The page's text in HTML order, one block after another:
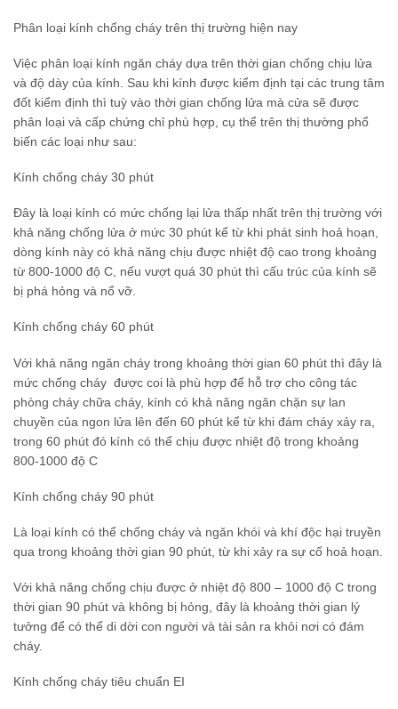
Phân loại kính chống cháy trên thị trường hiện nay
Việc phân loại kính ngăn cháy dựa trên thời gian chống chịu lửa
và độ dày của kính. Sau khi kính được kiểm định tại các trung tâm
đốt kiểm định thì tuỳ vào thời gian chống lửa mà cửa sẽ được
phân loại và cấp chứng chỉ phù hợp, cụ thể trên thị thường phổ
biến các loại như sau:
Kính chống cháy 30 phút
Đây là loại kính có mức chống lại lửa thấp nhất trên thị trường với
khả năng chống lửa ở mức 30 phút kể từ khi phát sinh hoả hoạn,
dòng kính này có khả năng chịu được nhiệt độ cao trong khoảng
từ 800-1000 độ C, nếu vượt quá 30 phút thì cấu trúc của kính sẽ
bị phá hỏng và nổ vỡ.
Kính chống cháy 60 phút
Với khả năng ngăn cháy trong khoảng thời gian 60 phút thì đây là
mức chống cháy được coi là phù hợp để hỗ trợ cho công tác
phòng cháy chữa cháy, kính có khả năng ngăn chặn sự lan
chuyền của ngon lửa lên đến 60 phút kể từ khi đám cháy xảy ra,
trong 60 phút đó kính có thể chịu được nhiệt độ trong khoảng
800-1000 độ C
Kính chống cháy 90 phút
Là loại kính có thể chống cháy và ngăn khói và khí độc hại truyền
qua trong khoảng thời gian 90 phút, từ khi xảy ra sự cố hoả hoạn.
Với khả năng chống chịu được ở nhiệt độ 800 – 1000 độ C trong
thời gian 90 phút và không bị hỏng, đây là khoảng thời gian lý
tưởng để có thể di dời con người và tài sản ra khỏi nơi có đám
cháy.
Kính chống cháy tiêu chuẩn EI